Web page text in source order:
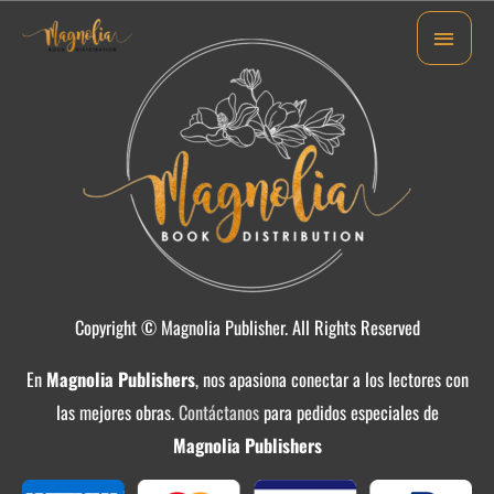
Copyright © Magnolia Publisher. All Rights Reserved
En Magnolia Publishers, nos apasiona conectar a los lectores con
las mejores obras.Contáctanospara pedidos especiales de
Magnolia Publishers